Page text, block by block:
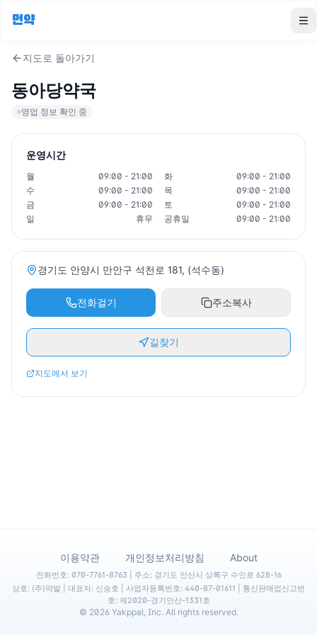
먼약
지도로 돌아가기
동아당약국
영업 정보 확인 중
운영시간
월 09:00 - 21:00 화
09:00 - 21:00
수
09:00 - 21:00 목
09:00 - 21:00
금
09:00 - 21:00 토
09:00 - 21:00
일
휴무 공휴일 09:00 - 21:00
경기도 안양시 만안구 석천로 181, (석수동)
전화걸기 주소복사
길찾기
지도에서 보기
이용약관 개인정보처리방침 About
전화번호: 070-7761-8763 | 주소: 경기도 안산시 상록구 수인로 628-16
상호: (주)약발 | 대표자: 신승호 | 사업자등록번호: 440-87-01611 | 통신판매업신고번
호: 제2020-경기안산-1331호
© 2026 Yakppal, Inc. All rights reserved.